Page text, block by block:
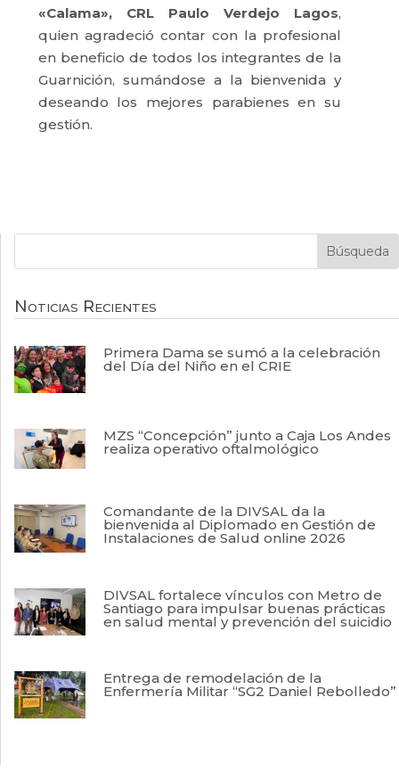
«Calama», CRL Paulo Verdejo Lagos,
quien agradeció contar con la profesional
en beneficio de todos los integrantes de la
Guarnición, sumándose a la bienvenida y
deseando los mejores parabienes en su
gestión.
Noticias Recientes
Primera Dama se sumó a la celebración
del Día del Niño en el CRIE
MZS “Concepción” junto a Caja Los Andes
realiza operativo oftalmológico
Comandante de la DIVSAL da la
bienvenida al Diplomado en Gestión de
Instalaciones de Salud online 2026
DIVSAL fortalece vínculos con Metro de
Santiago para impulsar buenas prácticas
en salud mental y prevención del suicidio
Entrega de remodelación de la
Enfermería Militar “SG2 Daniel Rebolledo”